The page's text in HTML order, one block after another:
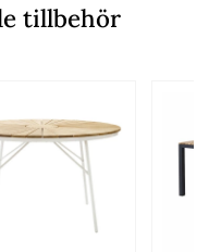
tillbehör